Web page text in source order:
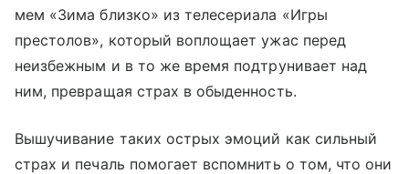
мем «Зима близко» из телесериала «Игры
престолов», который воплощает ужас перед
неизбежным и в то же время подтрунивает над
ним, превращая страх в обыденность.
Вышучивание таких острых эмоций как сильный
страх и печаль помогает вспомнить о том, что они